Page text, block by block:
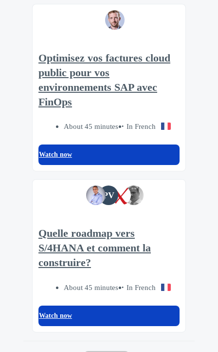
Optimisez vos factures cloud
public pour vos
environnements SAP avec
FinOps
About 45 minutes In French
Watch now
PV
Quelle roadmap vers
S/4HANA et comment la
construire?
About 45 minutes In French
Watch now